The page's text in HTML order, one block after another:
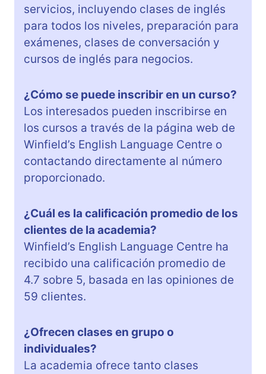
servicios, incluyendo clases de inglés
para todos los niveles, preparación para
exámenes, clases de conversación y
cursos de inglés para negocios.
¿Cómo se puede inscribir en un curso?
Los interesados pueden inscribirse en
los cursos a través de la página web de
Winfield’s English Language Centre o
contactando directamente al número
proporcionado.
¿Cuál es la calificación promedio de los
clientes de la academia?
Winfield’s English Language Centre ha
recibido una calificación promedio de
4.7 sobre 5, basada en las opiniones de
59 clientes.
¿Ofrecen clases en grupo o
individuales?
La academia ofrece tanto clases